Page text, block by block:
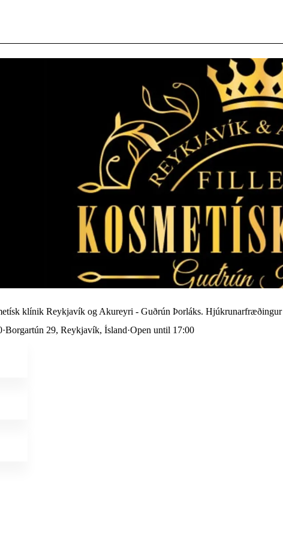
klínik Reykjavík og Akureyri - Guðrún Þorláks. Hjúkrunarfræðingur
·Borgartún 29, Reykjavík, Ísland·Open until 17:00